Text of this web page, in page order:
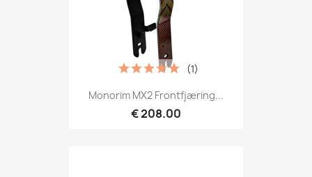
Monorim MX2 Frontfjæring...
€ 208.00
(1)